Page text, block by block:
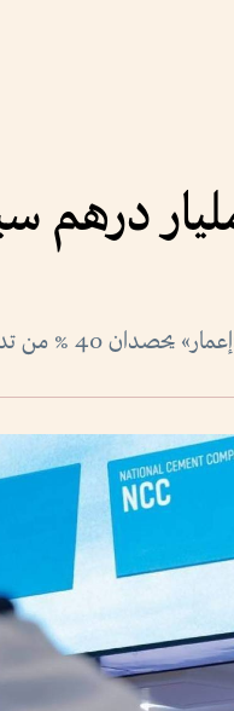
40 % من تداولات دبي